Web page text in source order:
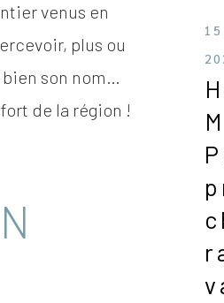
venus en
plus ou
bien son nom…
de la région !